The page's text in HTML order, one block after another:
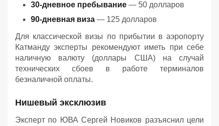
30-дневное пребывание — 50 долларов
90-дневная виза — 125 долларов
Для классической визы по прибытии в аэропорту
Катманду эксперты рекомендуют иметь при себе
наличную валюту (доллары США) на случай
технических сбоев в работе терминалов
безналичной оплаты.
Нишевый эксклюзив
Эксперт по ЮВА Сергей Новиков разъяснил цели